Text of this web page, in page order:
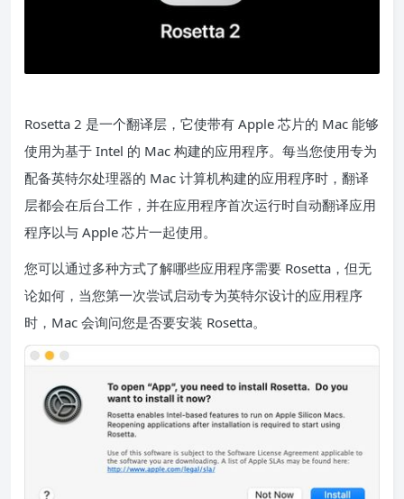
Rosetta 2 是一个翻译层，它使带有 Apple 芯片的 Mac 能够
使用为基于 Intel 的 Mac 构建的应用程序。每当您使用专为
配备英特尔处理器的 Mac 计算机构建的应用程序时，翻译
层都会在后台工作，并在应用程序首次运行时自动翻译应用
程序以与 Apple 芯片一起使用。
您可以通过多种方式了解哪些应用程序需要 Rosetta ，但无
论如何，当您第一次尝试启动专为英特尔设计的应用程序
时，Mac 会询问您是否要安装 Rosetta。